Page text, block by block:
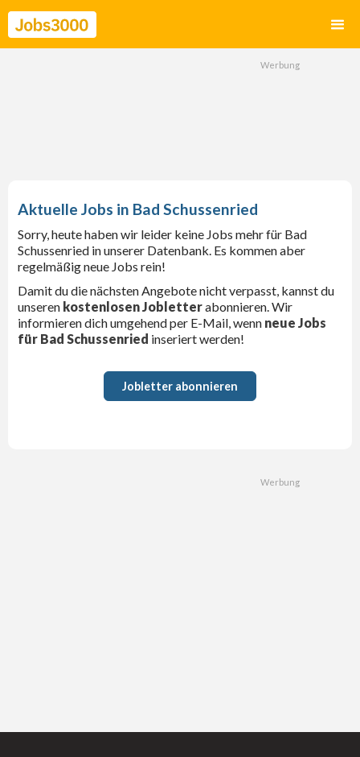
Bad Schussenried
Sorry, heute haben wir leider keine Jobs mehr für Bad
Schussenried in unserer Datenbank. Es kommen aber
regelmäßig neue Jobs rein!
Damit du die nächsten Angebote nicht verpasst, kannst du
unseren kostenlosen Jobletterabonnieren. Wir
informieren dich umgehend per E-Mail, wenn neue Jobs
für Bad Schussenried inseriert werden!
Jobletter abonnieren